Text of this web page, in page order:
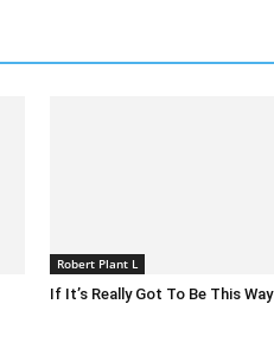
Robert Plant L
If It’s Really Got To Be This Way